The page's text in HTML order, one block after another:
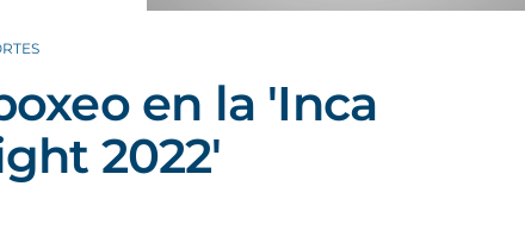
en la 'Inca
2022'